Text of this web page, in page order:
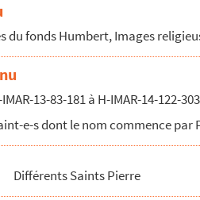
du fonds Humbert, Images
13-83-181 à H-IMAR-14-122-303
e-s dont le nom commence par
Différents Saints Pierre